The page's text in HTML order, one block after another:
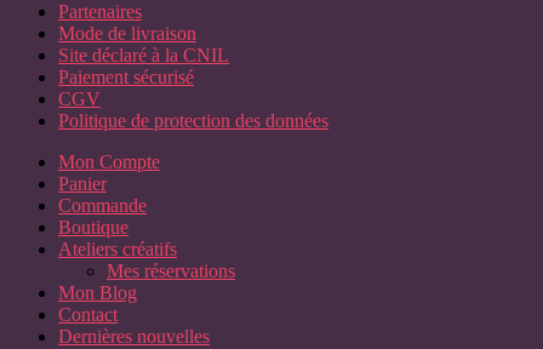
Partenaires
Mode de livraison
Site déclaré à la CNIL
Paiement sécurisé
CGV
Politique de protection des données
Mon Compte
Panier
Commande
Boutique
Ateliers créatifs
Mes réservations
Mon Blog
Contact
Dernières nouvelles